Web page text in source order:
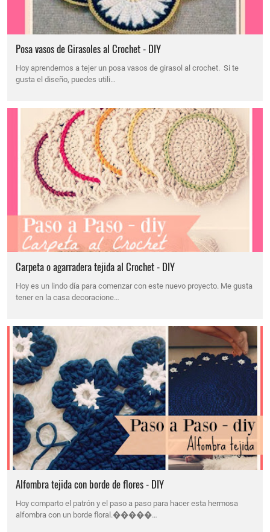
Posa vasos de Girasoles al Crochet - DIY
Hoy aprendemos a tejer un posa vasos de girasol al crochet. Si te
gusta el diseño, puedes utili…
Carpeta o agarradera tejida al Crochet - DIY
Hoy es un lindo día para comenzar con este nuevo proyecto. Me gusta
tener en la casa decoracione…
Alfombra tejida con borde de flores - DIY
Hoy comparto el patrón y el paso a paso para hacer esta hermosa
alfombra con un borde floral.�����…